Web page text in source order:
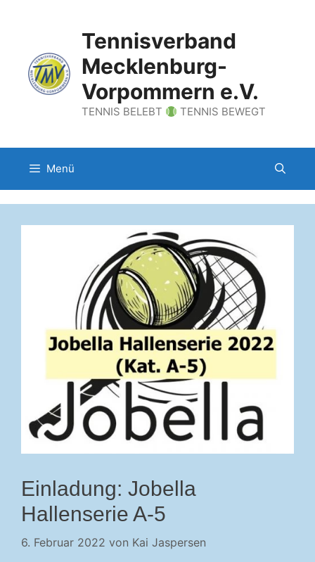
Tennisverband
Mecklenburg-
Vorpommern e.V.
TENNIS BELEBT TENNIS BEWEGT
Menü
Einladung: Jobella
Hallenserie A-5
6. Februar 2022 von Kai Jaspersen